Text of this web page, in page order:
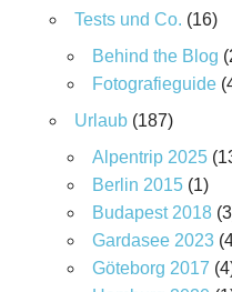
Tests und Co. (16)
Behind the Blog
Fotografieguide
Urlaub(187)
Alpentrip 2025
Berlin 2015(1)
Budapest 2018
Gardasee 2023
Göteborg 2017